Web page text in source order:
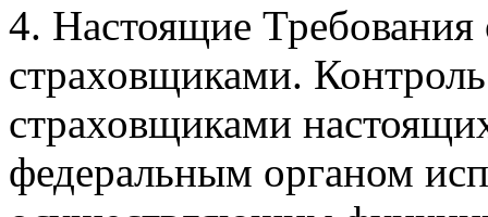
4. Настоящие Требования
страховщиками.
страховщиками
федеральным органом